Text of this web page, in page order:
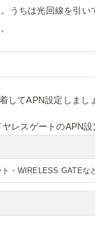
うちは光回線を引い
してAPN設定しまし
ヤレスゲートのAPN設
・WIRELESS GATEな